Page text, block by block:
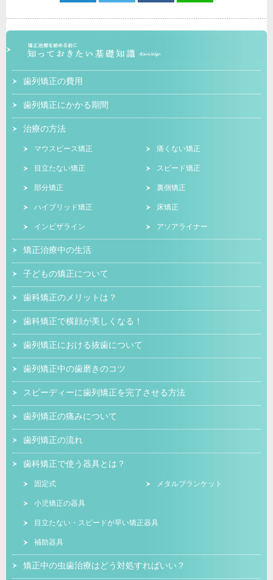
歯列矯正の費用
歯列矯正にかかる期間
治療の方法
マウスピース矯正 痛くない矯正
目立たない矯正 スピード矯正
部分矯正 裏側矯正
ハイブリッド矯正 床矯正
インビザライン アソアライナー
矯正治療中の生活
子どもの矯正について
歯科矯正のメリットは？
歯科矯正で横顔が美しくなる！
歯列矯正における抜歯について
歯列矯正中の歯磨きのコツ
スピーディーに歯列矯正を完了させる方法
歯列矯正の痛みについて
歯列矯正の流れ
歯科矯正で使う器具とは？
固定式 メタルブランケット
小児矯正の器具
目立たない・スピードが早い矯正器具
補助器具
矯正中の虫歯治療はどう対処すればいい？